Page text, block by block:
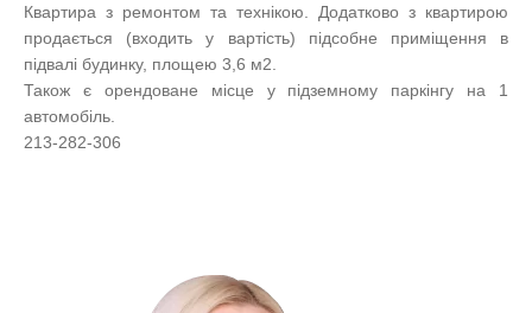
Квартира з ремонтом та технікою. Додатково з квартирою
продається (входить у вартість) підсобне приміщення в
підвалі будинку, площею 3,6 м2.
Також є орендоване місце у підземному паркінгу на 1
автомобіль.
213-282-306